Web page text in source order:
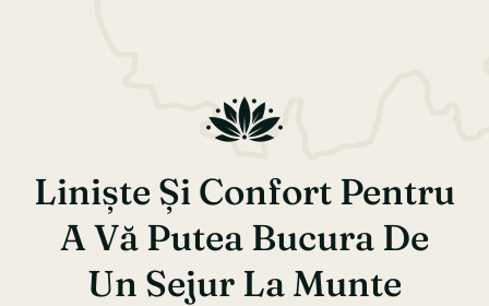
Liniște Și Confort Pentru
A Vă Putea Bucura De
Un Sejur La Munte